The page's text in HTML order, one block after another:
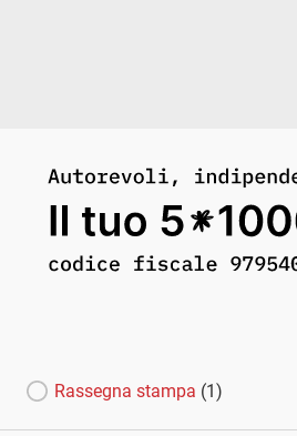
Rassegna stampa (1)